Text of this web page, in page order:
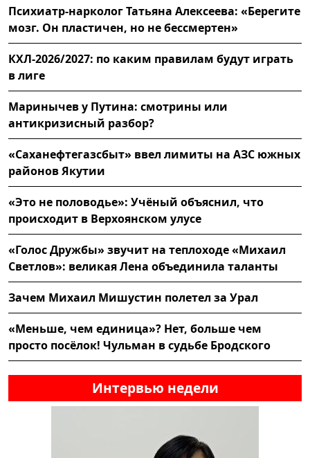
Психиатр-нарколог Татьяна Алексеева: «Берегите
мозг. Он пластичен, но не бессмертен»
КХЛ-2026/2027: по каким правилам будут играть
в лиге
Маринычев у Путина: смотрины или
антикризисный разбор?
«Саханефтегазсбыт» ввел лимиты на АЗС южных
районов Якутии
«Это не половодье»: Учёный объяснил, что
происходит в Верхоянском улусе
«Голос Дружбы» звучит на теплоходе «Михаил
Светлов»: великая Лена объединила таланты
Зачем Михаил Мишустин полетел за Урал
«Меньше, чем единица»? Нет, больше чем
просто посёлок! Чульман в судьбе Бродского
Интервью недели